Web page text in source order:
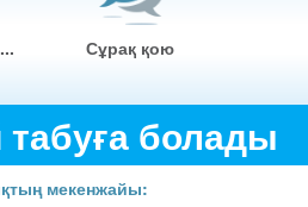
Сұрақ қою
табуға болады
мекенжайы: